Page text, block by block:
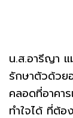
น.ส.อารีญา แ
รักษาตัวด้วย
คลอดที่อาคา
ทำใจได้ ที่ต้